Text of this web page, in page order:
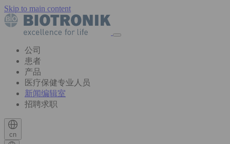
Skip to main content
公司
患者
产品
医疗保健专业人员
新闻编辑室
招聘求职
cn